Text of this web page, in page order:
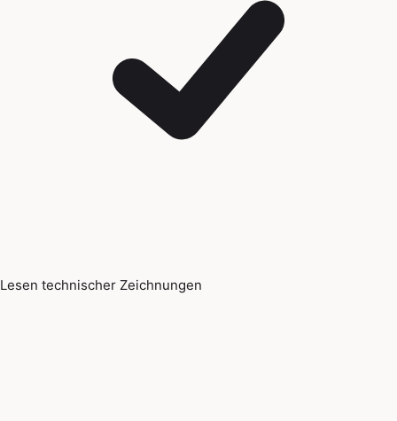
Lesen technischer Zeichnungen